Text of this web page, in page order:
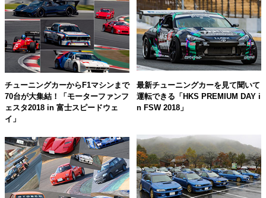
チューニングカーからF1マシンまで
70台が大集結！「モーターファンフ
ェスタ2018 in 富士スピードウェ
イ」
最新チューニングカーを見て聞いて
運転できる「HKS PREMIUM DAY i
n FSW 2018」